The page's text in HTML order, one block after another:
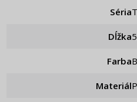
Séria
Dĺžka
Farba
Materiál